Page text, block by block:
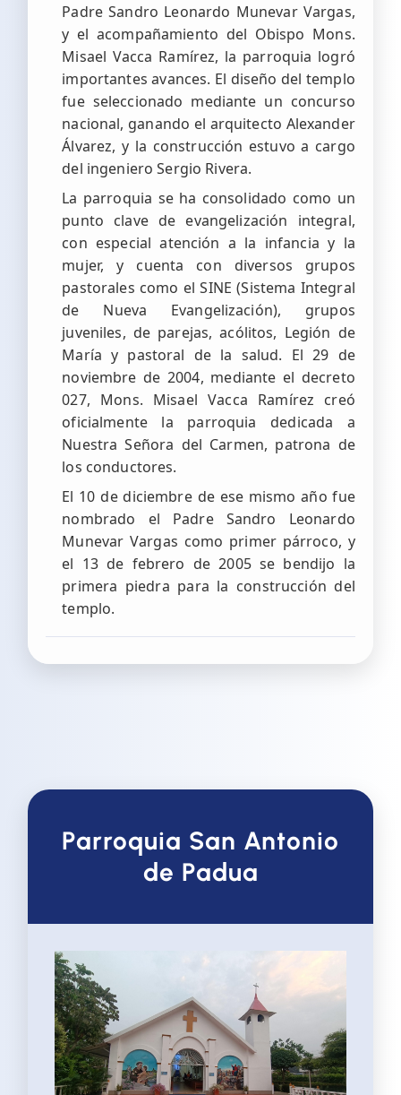
Padre Sandro Leonardo Munevar Vargas,
y el acompañamiento del Obispo Mons.
Misael Vacca Ramírez, la parroquia logró
importantes avances. El diseño del templo
fue seleccionado mediante un concurso
nacional, ganando el arquitecto Alexander
Álvarez, y la construcción estuvo a cargo
del ingeniero Sergio Rivera.
La parroquia se ha consolidado como un
punto clave de evangelización integral,
con especial atención a la infancia y la
mujer, y cuenta con diversos grupos
pastorales como el SINE (Sistema Integral
de Nueva Evangelización), grupos
juveniles, de parejas, acólitos, Legión de
María y pastoral de la salud. El 29 de
noviembre de 2004, mediante el decreto
027, Mons. Misael Vacca Ramírez creó
oficialmente la parroquia dedicada a
Nuestra Señora del Carmen, patrona de
los conductores.
El 10 de diciembre de ese mismo año fue
nombrado el Padre Sandro Leonardo
Munevar Vargas como primer párroco, y
el 13 de febrero de 2005 se bendijo la
primera piedra para la construcción del
templo.
Parroquia San Antonio
de Padua